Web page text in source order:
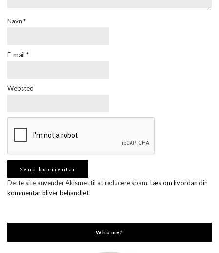
Navn *
E-mail *
Websted
Dette site anvender Akismet til at reducere spam. Læs om hvordan din
kommentar bliver behandlet.
Who me?